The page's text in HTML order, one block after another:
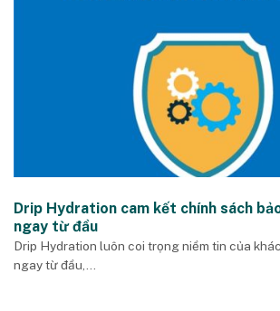
Drip Hydration cam kết chính sách
ngay từ đầu
Drip Hydration luôn coi trọng niềm tin của
ngay từ đầu,...